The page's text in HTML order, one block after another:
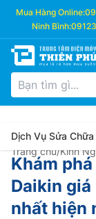
Mua Hàng Online:
Ninh Bình:
Dịch Vụ Sửa
Trang chủ/Kinh
Khám
Daikin giá
nhất hiện